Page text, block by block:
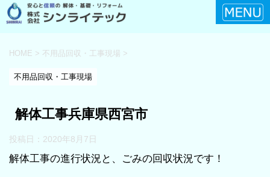
HOME > 不用品回収・工事現場 >
不用品回収・工事現場
解体工事兵庫県西宮市
投稿日： 2020年8月7日
解体工事の進行状況と、ごみの回収状況です！